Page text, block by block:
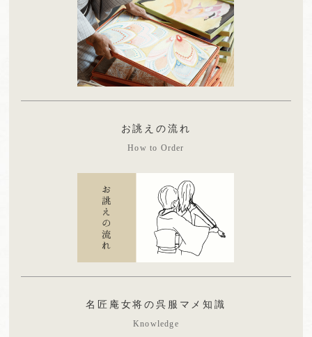
お誂えの流れ
How to Order
名匠庵女将の呉服マメ知識
Knowledge